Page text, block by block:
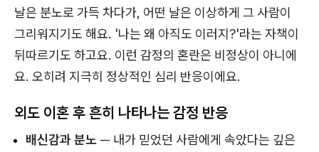
날은 분노로 가득 차다가, 어떤 날은 이상하게 그 사람이
그리워지기도 해요. '나는 왜 아직도 이러지?'라는 자책이
뒤따르기도 하고요. 이런 감정의 혼란은 비정상이 아니에
요. 오히려 지극히 정상적인 심리 반응이에요.
외도 이혼 후 흔히 나타나는 감정 반응
배신감과 분노 — 내가 믿었던 사람에게 속았다는 깊은